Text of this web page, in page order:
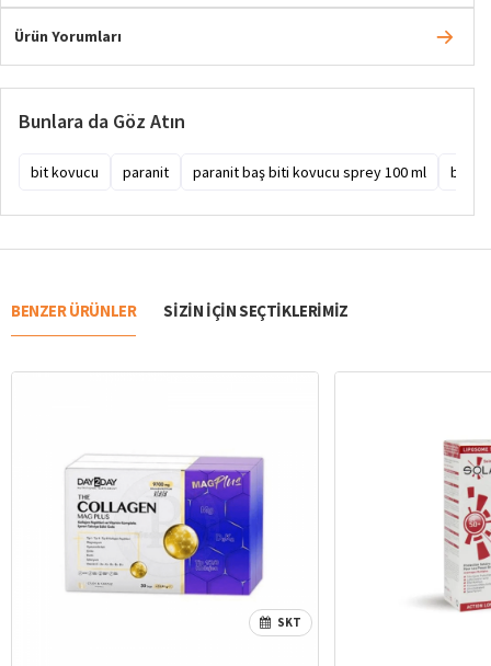
Ürün Yorumları
Bunlara da Göz Atın
bit kovucu paranit paranit baş biti kovucu sprey 100 ml bit
BENZER ÜRÜNLER SIZIN IÇIN SEÇTIKLERIMIZ
SKT